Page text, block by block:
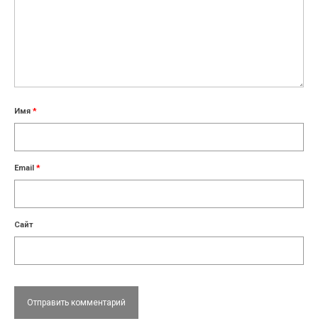
Имя *
Email *
Сайт